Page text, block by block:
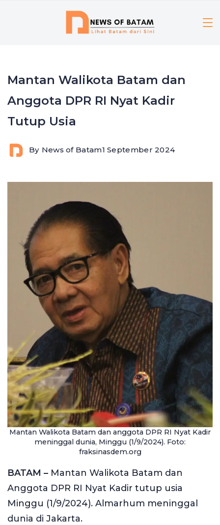
Mantan Walikota Batam dan
Anggota DPR RI Nyat Kadir
Tutup Usia
By News of Batam1 September 2024
Mantan Walikota Batam dan anggota DPR RI Nyat Kadir
meninggal dunia, Minggu (1/9/2024). Foto:
fraksinasdem.org
BATAM – Mantan Walikota Batam dan
Anggota DPR RI Nyat Kadir tutup usia
Minggu (1/9/2024). Almarhum meninggal
dunia di Jakarta.